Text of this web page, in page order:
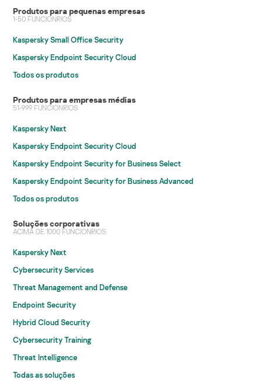
Produtos para pequenas empresas
1-50 FUNCIONRIOS
Kaspersky Small Office Security
Kaspersky Endpoint Security Cloud
Todos os produtos
Produtos para empresas médias
51-999 FUNCIONRIOS
Kaspersky Next
Kaspersky Endpoint Security Cloud
Kaspersky Endpoint Security for Business Select
Kaspersky Endpoint Security for Business Advanced
Todos os produtos
Soluções corporativas
ACIMA DE 1000 FUNCIONRIOS
Kaspersky Next
Cybersecurity Services
Threat Management and Defense
Endpoint Security
Hybrid Cloud Security
Cybersecurity Training
Threat Intelligence
Todas as soluções